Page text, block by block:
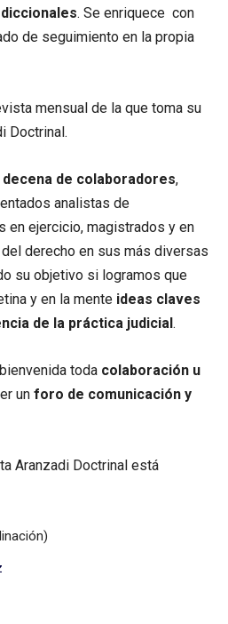
. Se enriquece con
de seguimiento en la propia
mensual de la que toma su
Doctrinal.
decena de colaboradores,
analistas de
en ejercicio, magistrados y en
derecho en sus más diversas
su objetivo si logramos que
y en la mente ideas claves
de la práctica judicial.
toda colaboración u
un foro de comunicación y
Aranzadi Doctrinal está